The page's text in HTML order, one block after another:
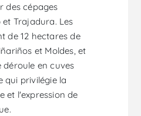
des cépages
Trajadura. Les
de 12 hectares de
et Moldes, et
en cuves
qui privilégie la
et l'expression de